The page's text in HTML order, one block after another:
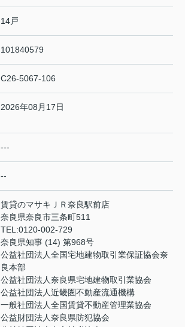
14戸
101840579
C26-5067-106
2026年08月17日
---
--
賃貸のマサキＪＲ奈良駅前店
奈良県奈良市三条町511
TEL:0120-002-729
奈良県知事 (14) 第968号
公益社団法人全国宅地建物取引業保証協会奈
良本部
公益社団法人奈良県宅地建物取引業協会
公益社団法人近畿圏不動産流通機構
一般社団法人全国賃貸不動産管理業協会
公益財団法人奈良県防犯協会